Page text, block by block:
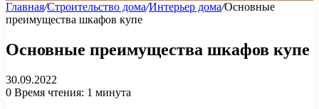
Главная/Строительство дома/Интерьер дома/Основные
преимущества шкафов купе
Основные преимущества шкафов купе
30.09.2022
0 Время чтения: 1 минута